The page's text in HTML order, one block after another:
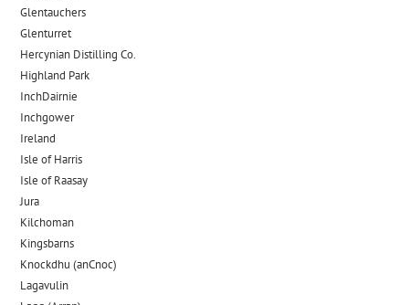
Glentauchers
Glenturret
Hercynian Distilling Co.
Highland Park
InchDairnie
Inchgower
Ireland
Isle of Harris
Isle of Raasay
Jura
Kilchoman
Kingsbarns
Knockdhu (anCnoc)
Lagavulin